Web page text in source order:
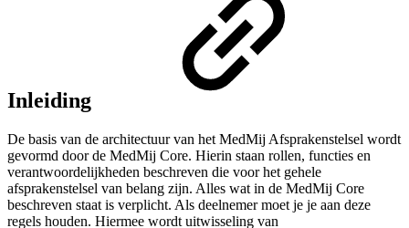
Inleiding
De basis van de architectuur van het MedMij Afsprakenstelsel wordt
gevormd door de MedMij Core. Hierin staan rollen, functies en
verantwoordelijkheden beschreven die voor het gehele
afsprakenstelsel van belang zijn. Alles wat in de MedMij Core
beschreven staat is verplicht. Als deelnemer moet je je aan deze
regels houden. Hiermee wordt uitwisseling van